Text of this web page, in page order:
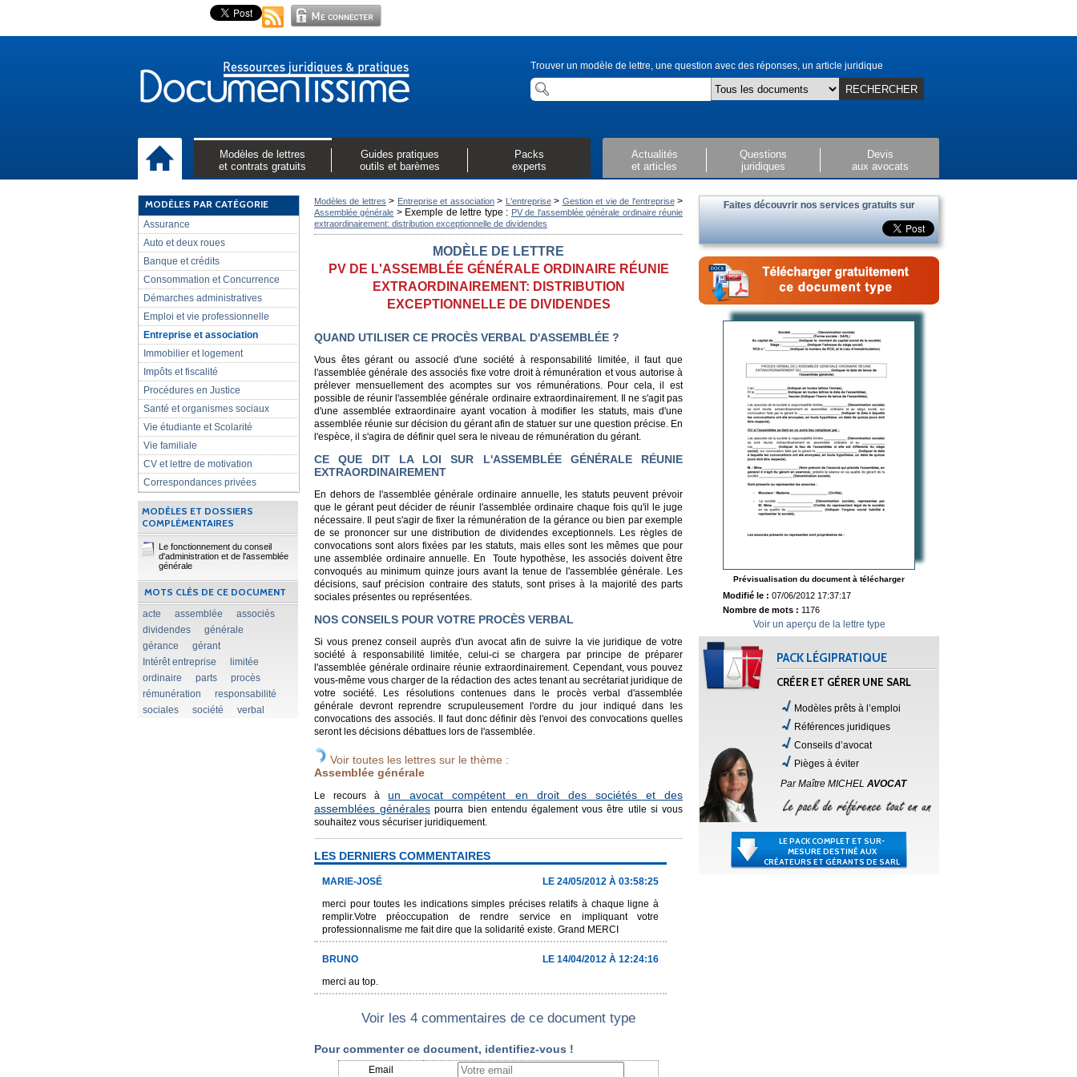
Trouver un modèle de lettre, une question avec des réponses, un article juridique
RECHERCHER
Modèles de lettres
et contrats gratuits
Guides pratiques
outils et barèmes
Packs
experts
Actualités
et articles
Questions
juridiques
Devis
aux avocats
MODÈLES PAR CATÉGORIE
Assurance
Auto et deux roues
Banque et crédits
Consommation et Concurrence
Démarches administratives
Emploi et vie professionnelle
Entreprise et association
Immobilier et logement
Impôts et fiscalité
Procédures en Justice
Santé et organismes sociaux
Vie étudiante et Scolarité
Vie familiale
CV et lettre de motivation
Correspondances privées
MODÈLES ET DOSSIERS
COMPLÉMENTAIRES
Le fonctionnement du conseil
d'administration et de l'assemblée
générale
MOTS CLÉS DE CE DOCUMENT
acte assemblée
associés
dividendes
générale
gérance
gérant
Intérêt entreprise
limitée
ordinaire
parts
procès
rémunération
responsabilité
sociales
société verbal
Modèles de lettres > Entreprise et association> L'entreprise> Gestion et vie de l'entreprise>
Assemblée générale > Exemple de lettre type : PV de l'assemblée générale ordinaire réunie
extraordinairement: distribution exceptionnelle de dividendes
MODÈLE DE LETTRE
PV DE L'ASSEMBLÉE GÉNÉRALE ORDINAIRE RÉUNIE
EXTRAORDINAIREMENT: DISTRIBUTION
EXCEPTIONNELLE DE DIVIDENDES
QUAND UTILISER CE PROCÈS VERBAL D'ASSEMBLÉE ?
Vous êtes gérant ou associé d'une société à responsabilité limitée, il faut que
l'assemblée générale des associés fixe votre droit à rémunération et vous autorise à
prélever mensuellement des acomptes sur vos rémunérations. Pour cela, il est
possible de réunir l'assemblée générale ordinaire extraordinairement. Il ne s'agit pas
d'une assemblée extraordinaire ayant vocation à modifier les statuts, mais d'une
assemblée réunie sur décision du gérant afin de statuer sur une question précise. En
l'espèce, il s'agira de définir quel sera le niveau de rémunération du gérant.
CE QUE DIT LA LOI SUR L'ASSEMBLÉE GÉNÉRALE RÉUNIE
EXTRAORDINAIREMENT
En dehors de l'assemblée générale ordinaire annuelle, les statuts peuvent prévoir
que le gérant peut décider de réunir l'assemblée ordinaire chaque fois qu'il le juge
nécessaire. Il peut s'agir de fixer la rémunération de la gérance ou bien par exemple
de se prononcer sur une distribution de dividendes exceptionnels. Les règles de
convocations sont alors fixées par les statuts, mais elles sont les mêmes que pour
une assemblée ordinaire annuelle. En Toute hypothèse, les associés doivent être
convoqués au minimum quinze jours avant la tenue de l'assemblée générale. Les
décisions, sauf précision contraire des statuts, sont prises à la majorité des parts
sociales présentes ou représentées.
NOS CONSEILS POUR VOTRE PROCÈS VERBAL
Si vous prenez conseil auprès d'un avocat afin de suivre la vie juridique de votre
société à responsabilité limitée, celui-ci se chargera par principe de préparer
l'assemblée générale ordinaire réunie extraordinairement. Cependant, vous pouvez
vous-même vous charger de la rédaction des actes tenant au secrétariat juridique de
votre société. Les résolutions contenues dans le procès verbal d'assemblée
générale devront reprendre scrupuleusement l'ordre du jour indiqué dans les
convocations des associés. Il faut donc définir dès l'envoi des convocations quelles
seront les décisions débattues lors de l'assemblée.
Voir toutes les lettres sur le thème :
Assemblée générale
Le recours àun avocat compétent en droit des sociétés et des
assemblées générales pourra bien entendu également vous être utile si vous
souhaitez vous sécuriser juridiquement.
LES DERNIERS COMMENTAIRES
MARIE-JOSÉ
LE 24/05/2012 À 03:58:25
merci pour toutes les indications simples précises relatifs à chaque ligne à
remplir.Votre préoccupation de rendre service en impliquant votre
professionnalisme me fait dire que la solidarité existe. Grand MERCI
BRUNO
LE 14/04/2012 À 12:24:16
merci au top.
Voir les 4 commentaires de ce document type
Pour commenter ce document, identifiez-vous !
Email
Faites découvrir nos services gratuits sur
Prévisualisation du document à télécharger
Modifié le : 07/06/2012 17:37:17
Nombre de mots : 1176
Voir un aperçu de la lettre type
PACK LÉGIPRATIQUE
CRÉER ET GÉRER UNE SARL
Modèles prêts à l’emploi
Références juridiques
Conseils d’avocat
Pièges à éviter
Par Maître MICHEL AVOCAT
LE PACK COMPLET ET SUR-
MESURE DESTINÉ AUX
CRÉATEURS ET GÉRANTS DE SARL